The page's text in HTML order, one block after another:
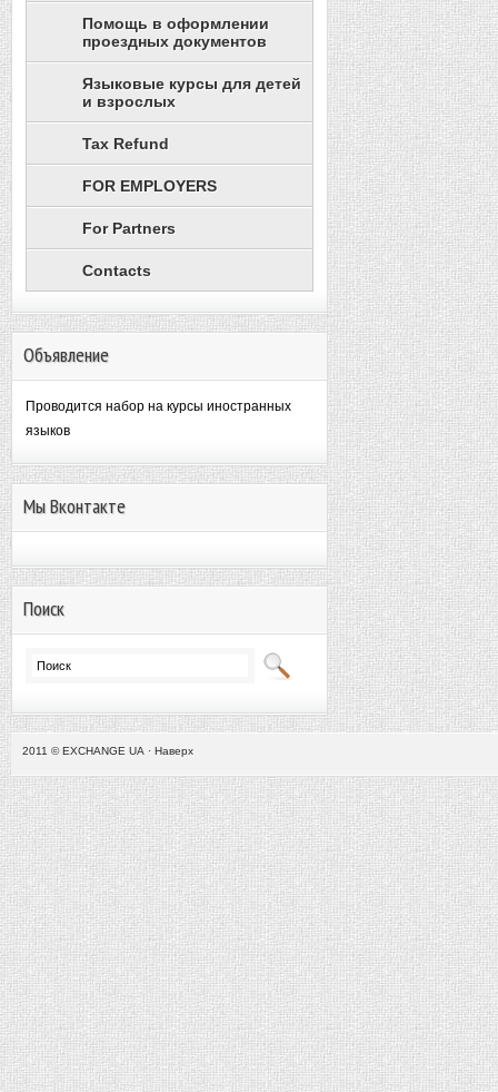
Помощь в оформлении
проездных документов
Языковые курсы для детей
и взрослых
Tax Refund
FOR EMPLOYERS
For Partners
Contacts
Объявление
Проводится набор на курсы иностранных
языков
Мы Вконтакте
Поиск
2011 ©EXCHANGE UA · Наверх